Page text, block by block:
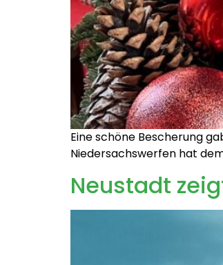
Eine schöne Bescherung
Niedersachswerfen hat
Neustadt